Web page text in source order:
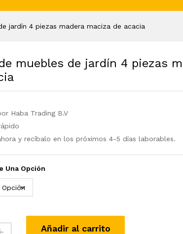
jardín 4 piezas madera maciza de acacia
muebles de jardín 4 piezas
Haba Trading B.V
y recíbalo en los próximos 4-5 días laborables.
Una Opción
Añadir al carrito